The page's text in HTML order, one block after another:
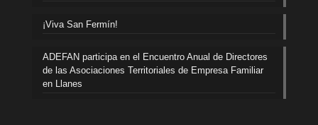
¡Viva San Fermín!
ADEFAN participa en el Encuentro Anual de Directores
de las Asociaciones Territoriales de Empresa Familiar
en Llanes